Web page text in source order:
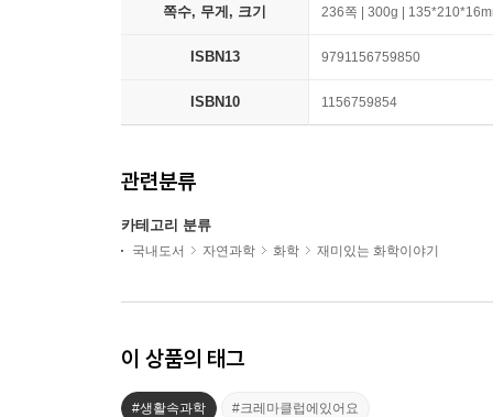
쪽수, 무게, 크기 236쪽 | 300g |
ISBN13 9791156759850
ISBN10 1156759854
관련분류
카테고리 분류
국내도서 자연과학 화학 재미있는 화학이야기
이 상품의 태그
#생활속과학 #크레마클럽에있어요